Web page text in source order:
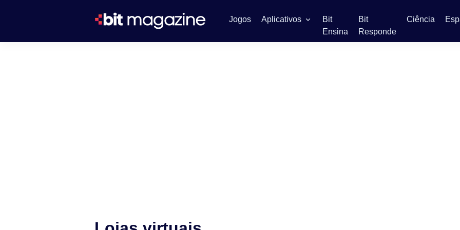
Jogos Aplicativos
Bit
Ensina
Bit
Responde
Ciência